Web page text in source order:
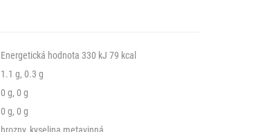
Energetická hodnota 330 kJ 79 kcal
1.1 g, 0.3 g
0 g, 0 g
0 g, 0 g